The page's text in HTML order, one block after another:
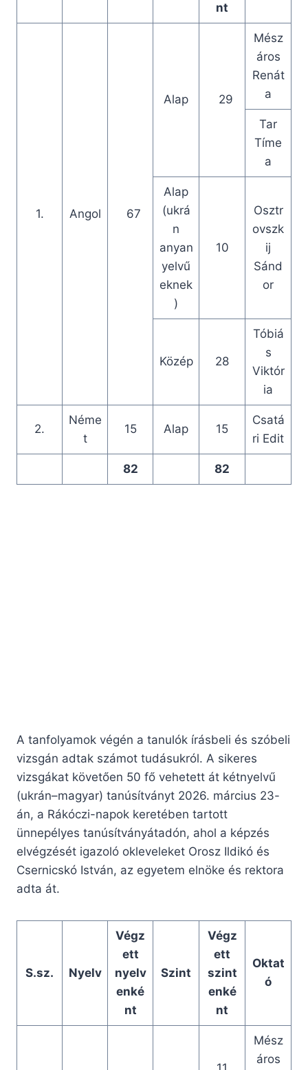
nt
1. Angol 67
Alap 29
Mész
áros
Renát
a
Tar
Tíme
a
Alap
(ukrá
n
anyan
yelvű
eknek
)
10
Osztr
ovszk
ij
Sánd
or
Közép 28
Tóbiá
s
Viktór
ia
2.
Néme
t
15 Alap 15
Csatá
ri Edit
82 82
A tanfolyamok végén a tanulók írásbeli és szóbeli
vizsgán adtak számot tudásukról. A sikeres
vizsgákat követően 50 fő vehetett át kétnyelvű
(ukrán–magyar) tanúsítványt 2026. március 23-
án, a Rákóczi-napok keretében tartott
ünnepélyes tanúsítványátadón, ahol a képzés
elvégzését igazoló okleveleket Orosz Ildikó és
Csernicskó István, az egyetem elnöke és rektora
adta át.
S.sz. Nyelv
Végz
ett
nyelv
enké
nt
Szint
Végz
ett
szint
enké
nt
Oktat
ó
Mész
áros